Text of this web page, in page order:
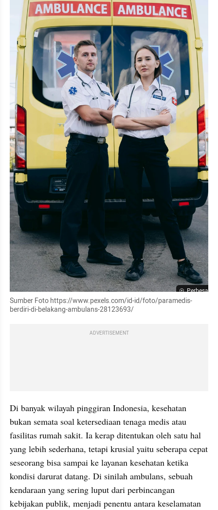
Perbesar
Sumber Foto https://www.pexels.com/id-id/foto/paramedis-
berdiri-di-belakang-ambulans-28123693/
ADVERTISEMENT
Di banyak wilayah pinggiran Indonesia, kesehatan
bukan semata soal ketersediaan tenaga medis atau
fasilitas rumah sakit. Ia kerap ditentukan oleh satu hal
yang lebih sederhana, tetapi krusial yaitu seberapa cepat
seseorang bisa sampai ke layanan kesehatan ketika
kondisi darurat datang. Di sinilah ambulans, sebuah
kendaraan yang sering luput dari perbincangan
kebijakan publik, menjadi penentu antara keselamatan